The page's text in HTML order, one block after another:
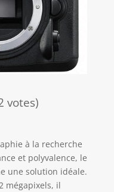
votes)
à la recherche
et polyvalence, le
une solution idéale.
mégapixels, il